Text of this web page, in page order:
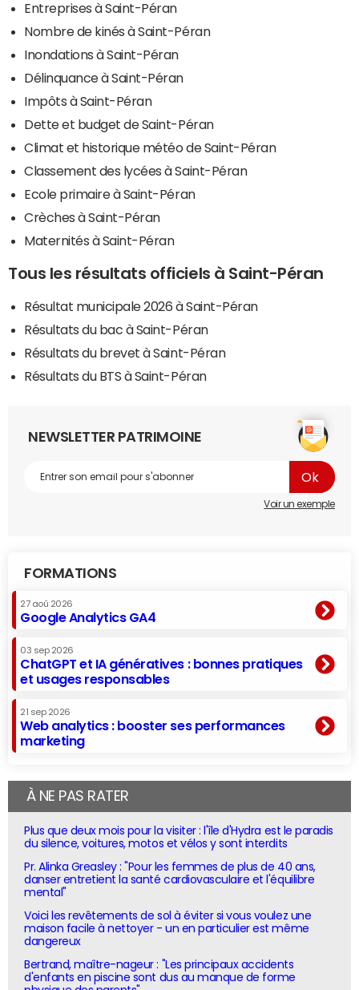
Entreprises à Saint-Péran
Nombre de kinés à Saint-Péran
Inondations à Saint-Péran
Délinquance à Saint-Péran
Impôts à Saint-Péran
Dette et budget de Saint-Péran
Climat et historique météo de Saint-Péran
Classement des lycées à Saint-Péran
Ecole primaire à Saint-Péran
Crèches à Saint-Péran
Maternités à Saint-Péran
Tous les résultats officiels à Saint-Péran
Résultat municipale 2026 à Saint-Péran
Résultats du bac à Saint-Péran
Résultats du brevet à Saint-Péran
Résultats du BTS à Saint-Péran
NEWSLETTER PATRIMOINE
Voir un exemple
FORMATIONS
27 aoû 2026
Google Analytics GA4
03 sep 2026
ChatGPT et IA génératives : bonnes pratiques
et usages responsables
21 sep 2026
Web analytics : booster ses performances
marketing
À NE PAS RATER
Plus que deux mois pour la visiter : l'île d'Hydra est le paradis
du silence, voitures, motos et vélos y sont interdits
Pr. Alinka Greasley : "Pour les femmes de plus de 40 ans,
danser entretient la santé cardiovasculaire et l'équilibre
mental"
Voici les revêtements de sol à éviter si vous voulez une
maison facile à nettoyer - un en particulier est même
dangereux
Bertrand, maître-nageur : "Les principaux accidents
d'enfants en piscine sont dus au manque de forme